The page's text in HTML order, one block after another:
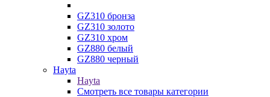
GZ310 бронза
GZ310 золото
GZ310 хром
GZ880 белый
GZ880 черный
Hayta
Hayta
Смотреть все товары категории